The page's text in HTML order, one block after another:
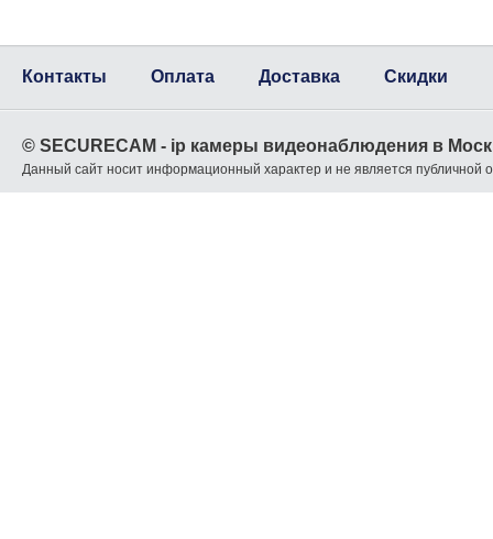
Контакты Оплата Доставка Скидки
© SECURECAM - ip камеры видеонаблюдения в
Данный сайт носит информационный характер и не является публичной